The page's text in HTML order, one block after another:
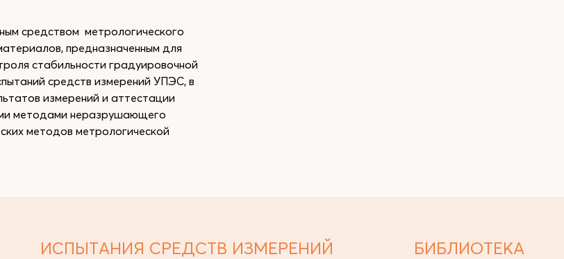
средством метрологического
предназначенным для
стабильности градуировочной
средств измерений УПЭС, в
измерений и аттестации
методами неразрушающего
методов метрологической
ИСПЫТАНИЯ СРЕДСТВ ИЗМЕРЕНИЙ БИБЛИОТЕКА